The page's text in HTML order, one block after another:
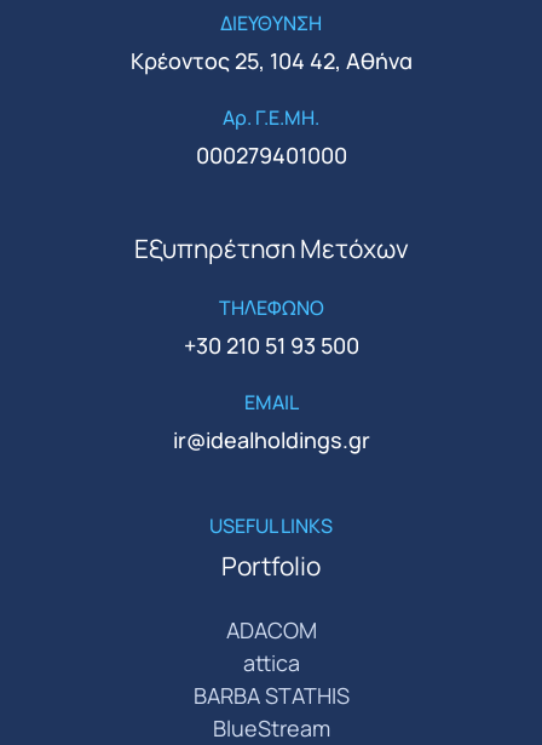
ΔΙΕΥΘΥΝΣΗ
Κρέοντος 25, 104 42, Αθήνα
Αρ. Γ.Ε.ΜΗ.
000279401000
Εξυπηρέτηση Μετόχων
ΤΗΛΕΦΩΝΟ
+30 210 51 93 500
EMAIL
ir@idealholdings.gr
USEFUL LINKS
Portfolio
ADACOM
attica
BARBA STATHIS
BlueStream